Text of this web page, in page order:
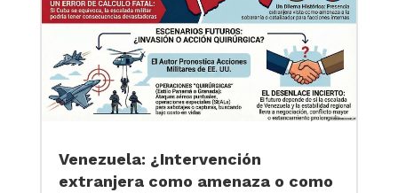
Venezuela: ¿Intervención
extranjera como amenaza o como